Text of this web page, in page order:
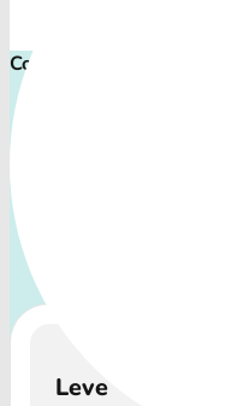
Comece cuidar ainda hoje!
Leve